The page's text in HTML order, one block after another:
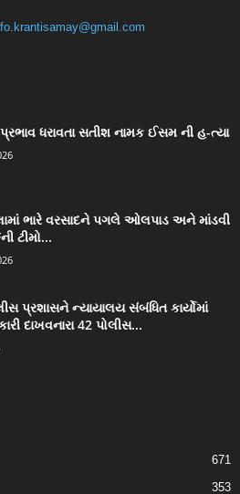
પ્રભાવ ધરાવતા સતીશ નામક ઈસમ ની હ-ત્યા
ભારે વરસાદને પગલે ઓલપાડ અને માંડવી
ટીમો...
પ્રશાસને ન્યાયાલય સંબંધિત કાર્યોમાં
દાખવનારા 42 પોલીસ...
671
353